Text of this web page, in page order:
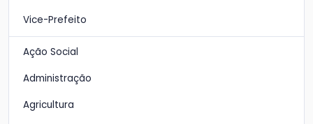
Vice-Prefeito
Ação Social
Administração
Agricultura